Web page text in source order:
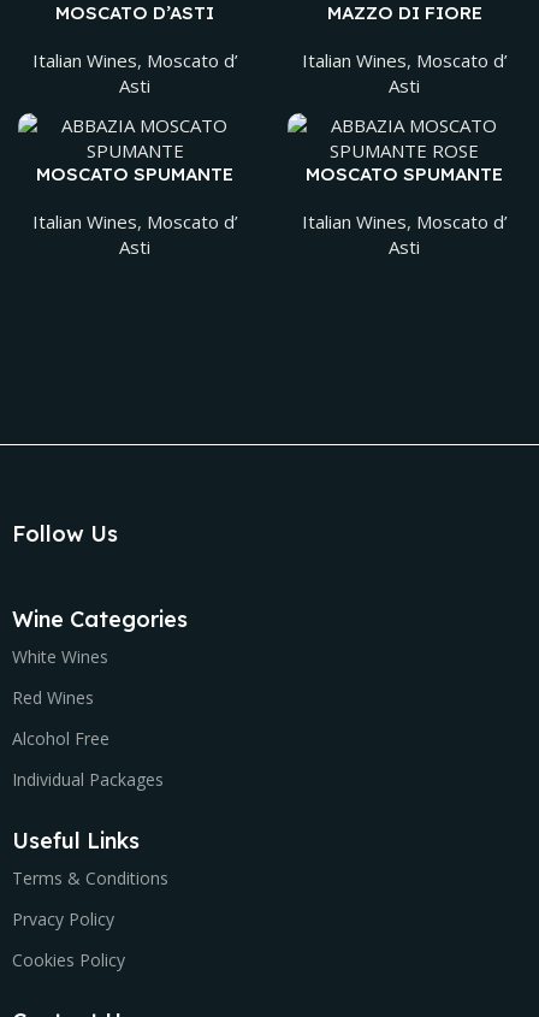
MOSCATO D’ASTI
Italian Wines, Moscato d’
Asti
MAZZO DI FIORE
DOCG
Italian Wines, Moscato d’
Asti
MOSCATO SPUMANTE
Italian Wines, Moscato d’
Asti
MOSCATO SPUMANTE
Italian Wines, Moscato d’
Asti
Follow Us
Wine Categories
White Wines
Red Wines
Alcohol Free
Individual Packages
Useful Links
Terms & Conditions
Prvacy Policy
Cookies Policy